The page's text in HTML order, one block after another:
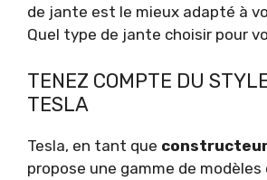
de jante est le mieux adapté à
Quel type de jante choisir pour
TENEZ COMPTE DU
TESLA
Tesla, en tant que
propose une gamme de